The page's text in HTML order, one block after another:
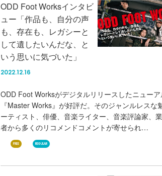
ODD Foot Worksインタビ
ュー「作品も、自分の声
も、存在も、レガシーと
して遺したいんだな、と
いう思いに気づいた」
2022.12.16
ODD Foot Worksがデジタルリリースしたニュー
『Master Works』が好評だ。そのジャンルレスな
ーティスト、俳優、音楽ライター、音楽評論家、
者から多くのリコメンドコメントが寄せられ…
FREE REGULAR